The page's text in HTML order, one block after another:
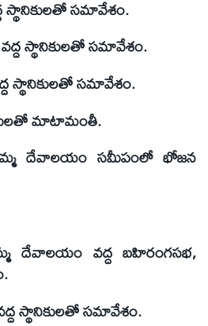
స్థానికులతో సమావేశం.
స్థానికులతో సమావేశం.
స్థానికులతో సమావేశం.
మాటామంతీ.
దేవాలయం సమీపంలో భోజన
దేవాలయం వద్ద బహిరంగసభ,
స్థానికులతో సమావేశం.